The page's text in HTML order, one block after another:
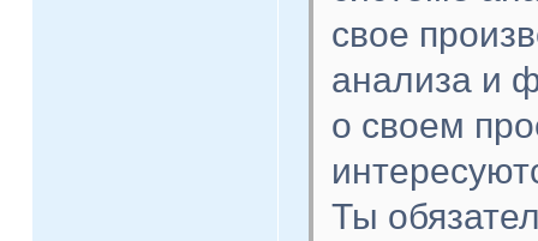
свое
анализа и
о своем
Ты